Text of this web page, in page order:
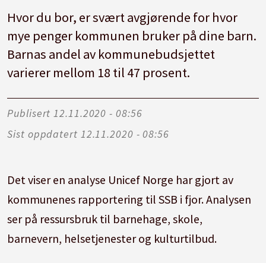
Hvor du bor, er svært avgjørende for hvor
mye penger kommunen bruker på dine barn.
Barnas andel av kommunebudsjettet
varierer mellom 18 til 47 prosent.
Publisert
12.11.2020 - 08:56
Sist oppdatert
12.11.2020 - 08:56
Det viser en analyse Unicef Norge har gjort av
kommunenes rapportering til SSB i fjor. Analysen
ser på ressursbruk til barnehage,skole,
barnevern, helsetjenester og kulturtilbud.